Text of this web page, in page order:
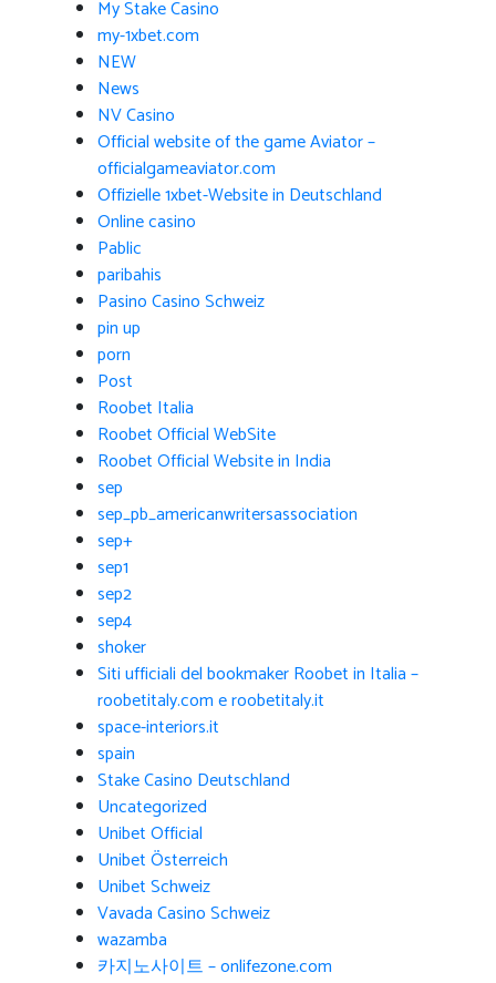
My Stake Casino
my-1xbet.com
NEW
News
NV Casino
Official website of the game Aviator –
officialgameaviator.com
Offizielle 1xbet-Website in Deutschland
Online casino
Pablic
paribahis
Pasino Casino Schweiz
pin up
porn
Post
Roobet Italia
Roobet Official WebSite
Roobet Official Website in India
sep
sep_pb_americanwritersassociation
sep+
sep1
sep2
sep4
shoker
Siti ufficiali del bookmaker Roobet in Italia –
roobetitaly.com e roobetitaly.it
space-interiors.it
spain
Stake Casino Deutschland
Uncategorized
Unibet Official
Unibet Österreich
Unibet Schweiz
Vavada Casino Schweiz
wazamba
카지노사이트 – onlifezone.com